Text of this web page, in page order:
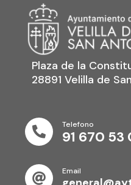
Plaza de la
28891 Velilla de

Telefono
91 670 53

Email